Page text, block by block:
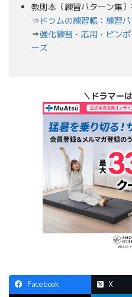
教則本（練習パターン集
⇒ ドラムの練習帳：練習
⇒強化練習・応用・ピン
ーズ
＼ドラマー
Facebook X